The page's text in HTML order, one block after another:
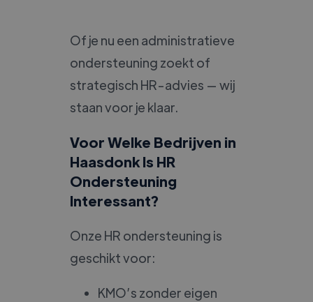
Of je nu een administratieve
ondersteuning zoekt of
strategisch HR-advies — wij
staan voor je klaar.
Voor Welke Bedrijven in
Haasdonk Is HR
Ondersteuning
Interessant?
Onze HR ondersteuning is
geschikt voor:
KMO’s zonder eigen